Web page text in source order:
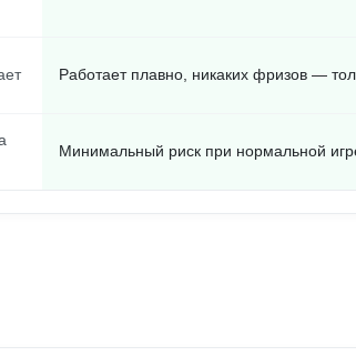
Работает плавно, никаких фризов —
Минимальный риск при нормальной